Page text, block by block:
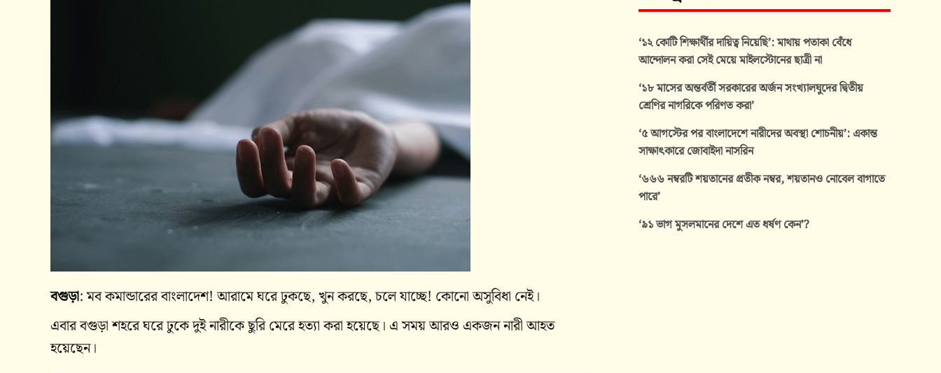
বগুড়া: মব কমান্ডারের বাংলাদেশ! আরামে ঘরে ঢুকছে, খুন‌ করছে, চলে যাচ্ছে! কোনো অসুবিধা নেই।
এবার বগুড়া শহরে ঘরে ঢুকে দুই নারীকে ছুরি মেরে হত্যা করা হয়েছে। এ সময় আরও একজন নারী আহত
হয়েছেন।
‘১২ কোটি শিক্ষার্থীর দায়িত্ব নিয়েছি’: মাথায় পতাকা বেঁধে
আন্দোলন করা সেই মেয়ে মাইলস্টোনের ছাত্রী না
‘১৮ মাসের অন্তর্বর্তী সরকারের অর্জন সংখ্যালঘুদের দ্বিতীয়
শ্রেণির নাগরিকে পরিণত করা’
‘৫ আগস্টের পর বাংলাদেশে নারীদের অবস্থা শোচনীয়’: একান্ত
সাক্ষাৎকারে জোবাইদা নাসরিন
‘৬৬৬ নম্বরটি শয়তানের প্রতীক নম্বর, শয়তানও নোবেল বাগাতে
পারে’
‘৯১ ভাগ মুসলমানের দেশে এত ধর্ষণ কেন’?